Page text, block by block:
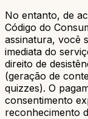
No entanto, de
Código do
assinatura, você
imediata do
direito de
(geração de
quizzes). O
consentimento
reconhecimento